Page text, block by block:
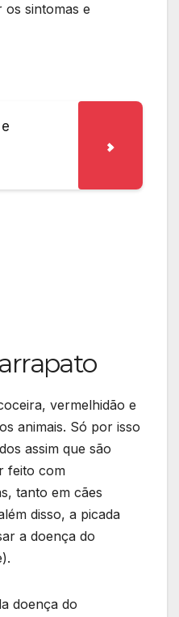
os sintomas e
vermelhidão e
animais. Só por isso
assim que são
feito com
tanto em cães
disso, a picada
a doença do
doença do